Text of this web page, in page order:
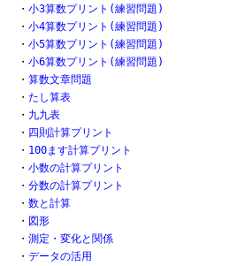
・ 小3算数プリント(練習問題)
・ 小4算数プリント(練習問題)
・ 小5算数プリント(練習問題)
・ 小6算数プリント(練習問題)
・ 算数文章問題
・ たし算表
・ 九九表
・ 四則計算プリント
・ 100ます計算プリント
・ 小数の計算プリント
・ 分数の計算プリント
・ 数と計算
・ 図形
・ 測定・変化と関係
・ データの活用